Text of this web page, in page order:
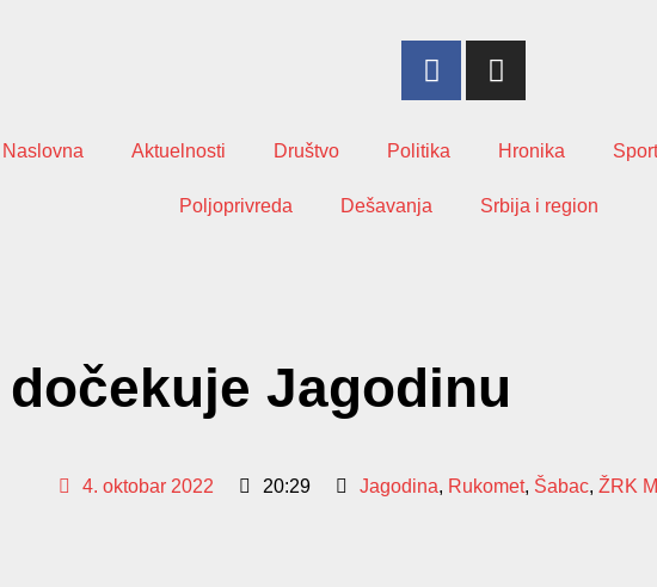
Naslovna Aktuelnosti Društvo Politika Hronika
Poljoprivreda Dešavanja Srbija i region
Jagodinu
4. oktobar 2022
20:29 Jagodina, Rukomet, Šabac, ŽRK